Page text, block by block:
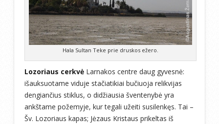
Hala Sultan Teke prie druskos ežero.
Lozoriaus cerkvė Larnakos centre daug gyvesnė:
išauksuotame viduje stačiatikiai bučiuoja relikvijas
dengiančius stiklus, o didžiausia šventenybė yra
ankštame požemyje, kur tegali užeiti susilenkęs. Tai –
Šv. Lozoriaus kapas; Jėzaus Kristaus prikeltas iš